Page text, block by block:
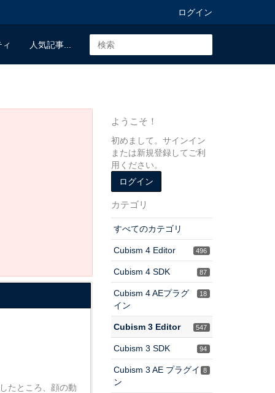
ログイン
人気記事...
たところ、顔の動
ようこそ！
初めまして。サインイン
または新規登録してご利
用ください。
ログイン
カテゴリ
すべてのカテゴリ
496
Cubism 4 Editor
87
Cubism 4 SDK
18
Cubism 4 AEプラグ
イン
547
Cubism 3 Editor
94
Cubism 3 SDK
8
Cubism 3 AE プラグイ
ン